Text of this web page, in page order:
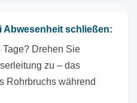
Abwesenheit schließen:
Drehen Sie
zu – das
Rohrbruchs während